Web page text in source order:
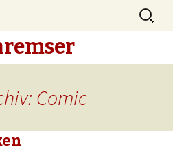
nach:
Comic